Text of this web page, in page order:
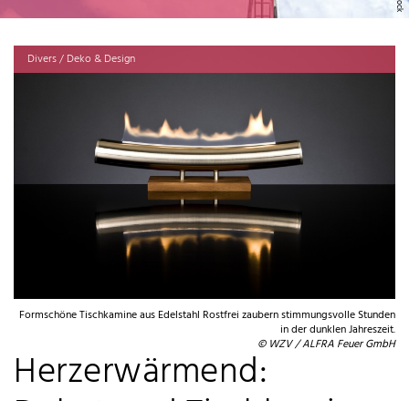
Divers / Deko & Design
Formschöne Tischkamine aus Edelstahl Rostfrei zaubern stimmungsvolle Stunden
in der dunklen Jahreszeit.
© WZV / ALFRA Feuer GmbH
Herzerwärmend: